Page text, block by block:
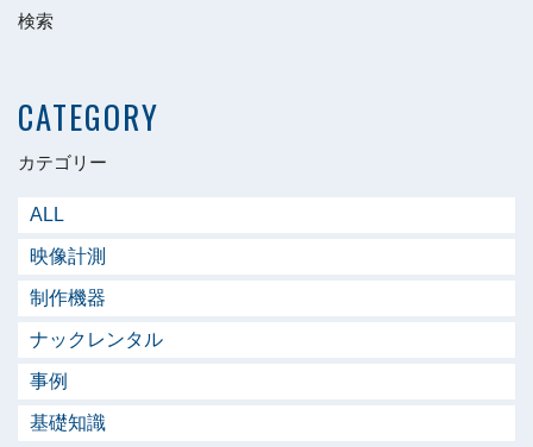
検索
CATEGORY
カテゴリー
ALL
映像計測
制作機器
ナックレンタル
事例
基礎知識